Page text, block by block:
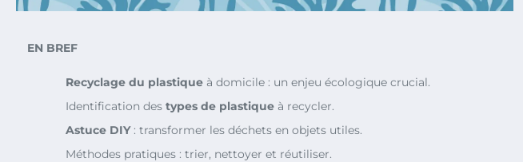
EN BREF
Recyclage du plastique à domicile : un enjeu écologique crucial.
Identification des types de plastique à recycler.
Astuce DIY: transformer les déchets en objets utiles.
Méthodes pratiques : trier, nettoyer et réutiliser.